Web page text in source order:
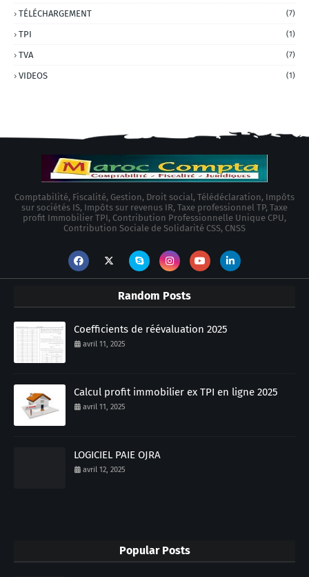
TÉLÉCHARGEMENT (7)
TPI (1)
TVA (7)
VIDEOS (1)
Comptabilité, Fiscalité, Gestion, Droit social, Télédéclaration, Impôts
sur sociétés IS, Impôts sur revenus IR, Taxe professionnel TP, Taxe
profit Immobilier TPI, Contribution Professionnelle Unique CPU,
Contribution Sociale de Solidarité CSS, CNSS
Random Posts
Coefficients de réévaluation 2025
avril 11, 2025
Calcul profit immobilier ex TPI en ligne 2025
avril 11, 2025
LOGICIEL PAIE OJRA
avril 12, 2025
Popular Posts